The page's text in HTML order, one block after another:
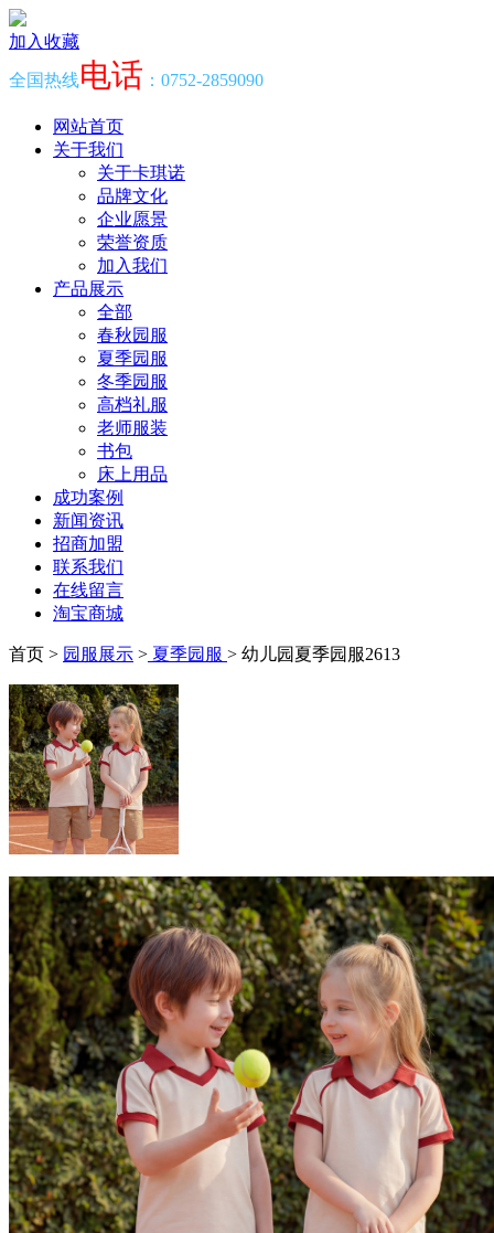
加入收藏
全国热线电话 ：0752-2859090
网站首页
关于我们
关于卡琪诺
品牌文化
企业愿景
荣誉资质
加入我们
产品展示
全部
春秋园服
夏季园服
冬季园服
高档礼服
老师服装
书包
床上用品
成功案例
新闻资讯
招商加盟
联系我们
在线留言
淘宝商城
首页 > 园服展示 > 夏季园服 > 幼儿园夏季园服2613